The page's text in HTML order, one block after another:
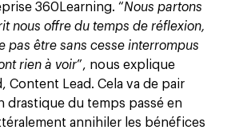
360Learning. “Nous partons
nous offre du temps de réflexion,
pas être sans cesse interrompus
rien à voir”, nous explique
Content Lead. Cela va de pair
drastique du temps passé en
annihiler les bénéfices